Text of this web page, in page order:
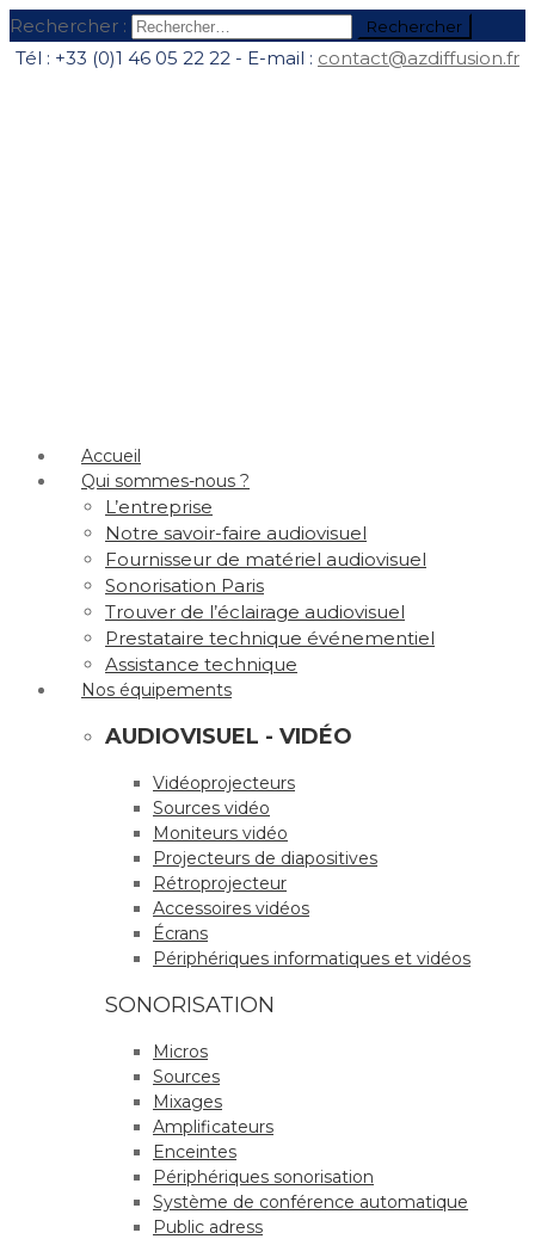
Rechercher :
Tél : +33 (0)1 46 05 22 22 - E-mail : contact@azdiffusion.fr
Accueil
Qui sommes-nous ?
L’entreprise
Notre savoir-faire audiovisuel
Fournisseur de matériel audiovisuel
Sonorisation Paris
Trouver de l’éclairage audiovisuel
Prestataire technique événementiel
Assistance technique
Nos équipements
AUDIOVISUEL - VIDÉO
Vidéoprojecteurs
Sources vidéo
Moniteurs vidéo
Projecteurs de diapositives
Rétroprojecteur
Accessoires vidéos
Écrans
Périphériques informatiques et vidéos
SONORISATION
Micros
Sources
Mixages
Amplificateurs
Enceintes
Périphériques sonorisation
Système de conférence automatique
Public adress